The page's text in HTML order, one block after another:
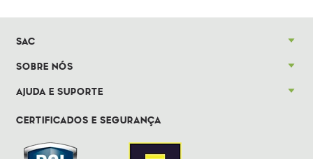
SAC
SOBRE NÓS
AJUDA E SUPORTE
CERTIFICADOS E SEGURANÇA